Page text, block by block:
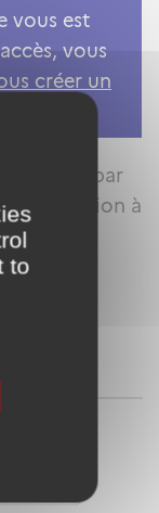
to
vous est
vous
créer un
par
connexion à
?